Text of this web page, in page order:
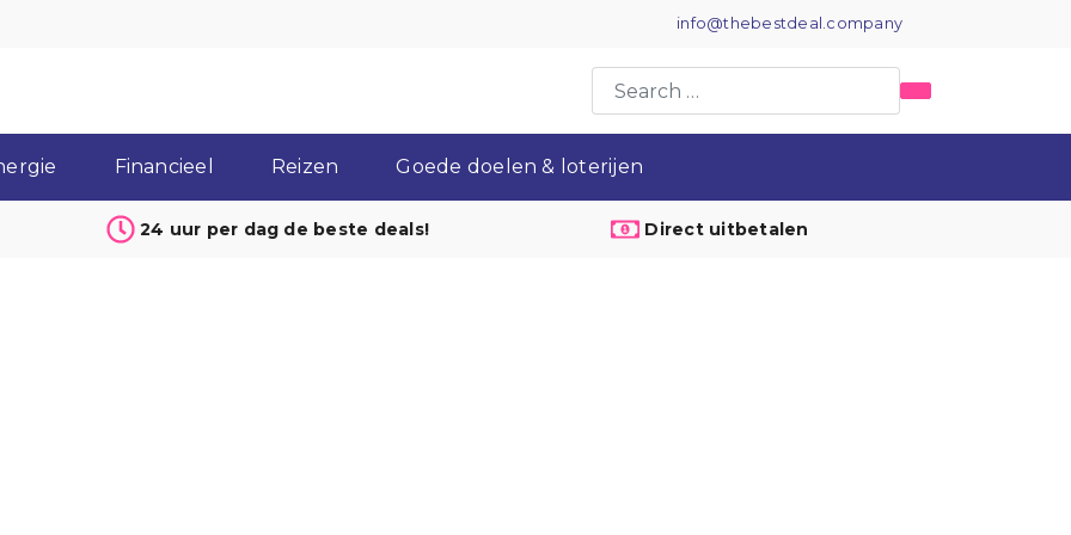
info@thebestdeal.company
Financieel Reizen Goede doelen & loterijen
24 uur per dag de beste deals! Direct uitbetalen